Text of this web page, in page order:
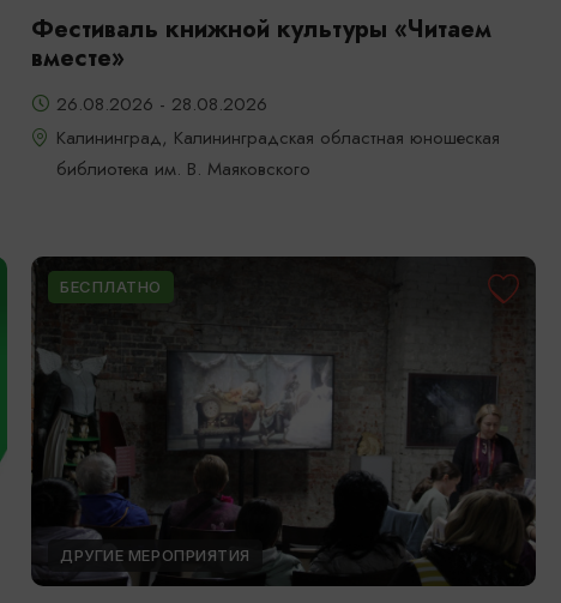
Фестиваль книжной культуры «Читаем
вместе»
26.08.2026 - 28.08.2026
Калининград, Калининградская областная юношеская
библиотека им. В. Маяковского
БЕСПЛАТНО
ДРУГИЕ МЕРОПРИЯТИЯ